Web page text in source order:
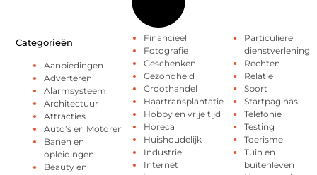
Categorieën
Aanbiedingen
Adverteren
Alarmsysteem
Architectuur
Attracties
Auto’s en Motoren
Banen en
opleidingen
Beauty en
Financieel
Fotografie
Geschenken
Gezondheid
Groothandel
Haartransplantatie
Hobby en vrije tijd
Horeca
Huishoudelijk
Industrie
Internet
Particuliere
dienstverlening
Rechten
Relatie
Sport
Startpaginas
Telefonie
Testing
Toerisme
Tuin en
buitenleven